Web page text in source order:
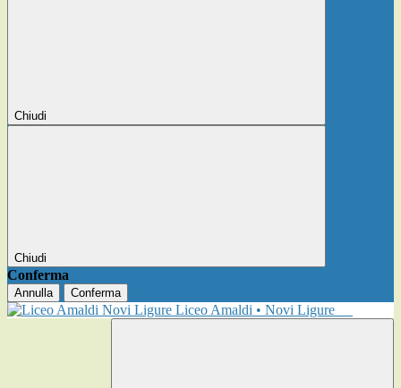
Chiudi
Chiudi
Conferma
Annulla Conferma
Liceo Amaldi • Novi Ligure